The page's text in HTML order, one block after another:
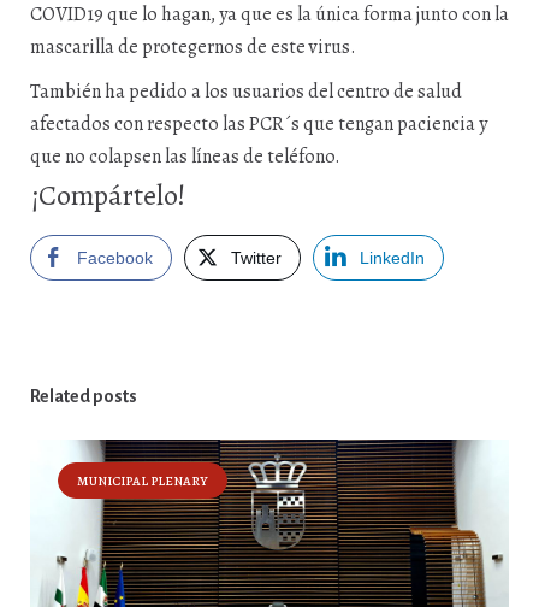
COVID19 que lo hagan, ya que es la única forma junto con la
mascarilla de protegernos de este virus.
También ha pedido a los usuarios del centro de salud
afectados con respecto las PCR´s que tengan paciencia y
que no colapsen las líneas de teléfono.
¡Compártelo!
Facebook Twitter LinkedIn
Related posts
MUNICIPAL PLENARY